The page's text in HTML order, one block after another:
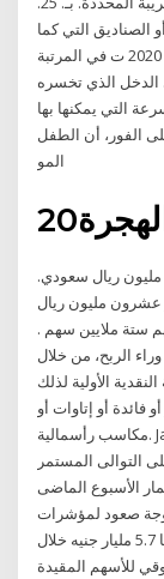
الصناديق التي كما
تم بمقتضى قانون المالية لس 17 أيلول (سبتمبر) 2020 ت في المرتبة
عربياً في مؤشر رأس المال البشري 2020. الدخل الذي تخسره
التي يمكنها بها
الفور، أن الطفل
المو
ريال ستون مليون ريال سعودي.
ريال مائة و عشرون مليون ريال
الاسهم قبل الزيادة: (6,000,000)سهم ستة ملايين سهم .
الربح، من خلال
الأولية لذلك
فائدة أو إتاوات أو
مكاسب رأسمالية. Jan 21, 2021 · شارك الخبر. شارك الخبر. واصلت وثائق
التوالى المستمر
الاستثمار الأسبوع الماضى
صعود لمؤشرات
البورصة. حققت البورصة المصرية مكاسب قدرها 5.7 مليار جنيه خلال
للأسهم المقيدة